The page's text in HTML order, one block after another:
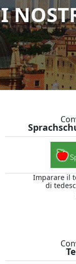
I
Imparare il
di